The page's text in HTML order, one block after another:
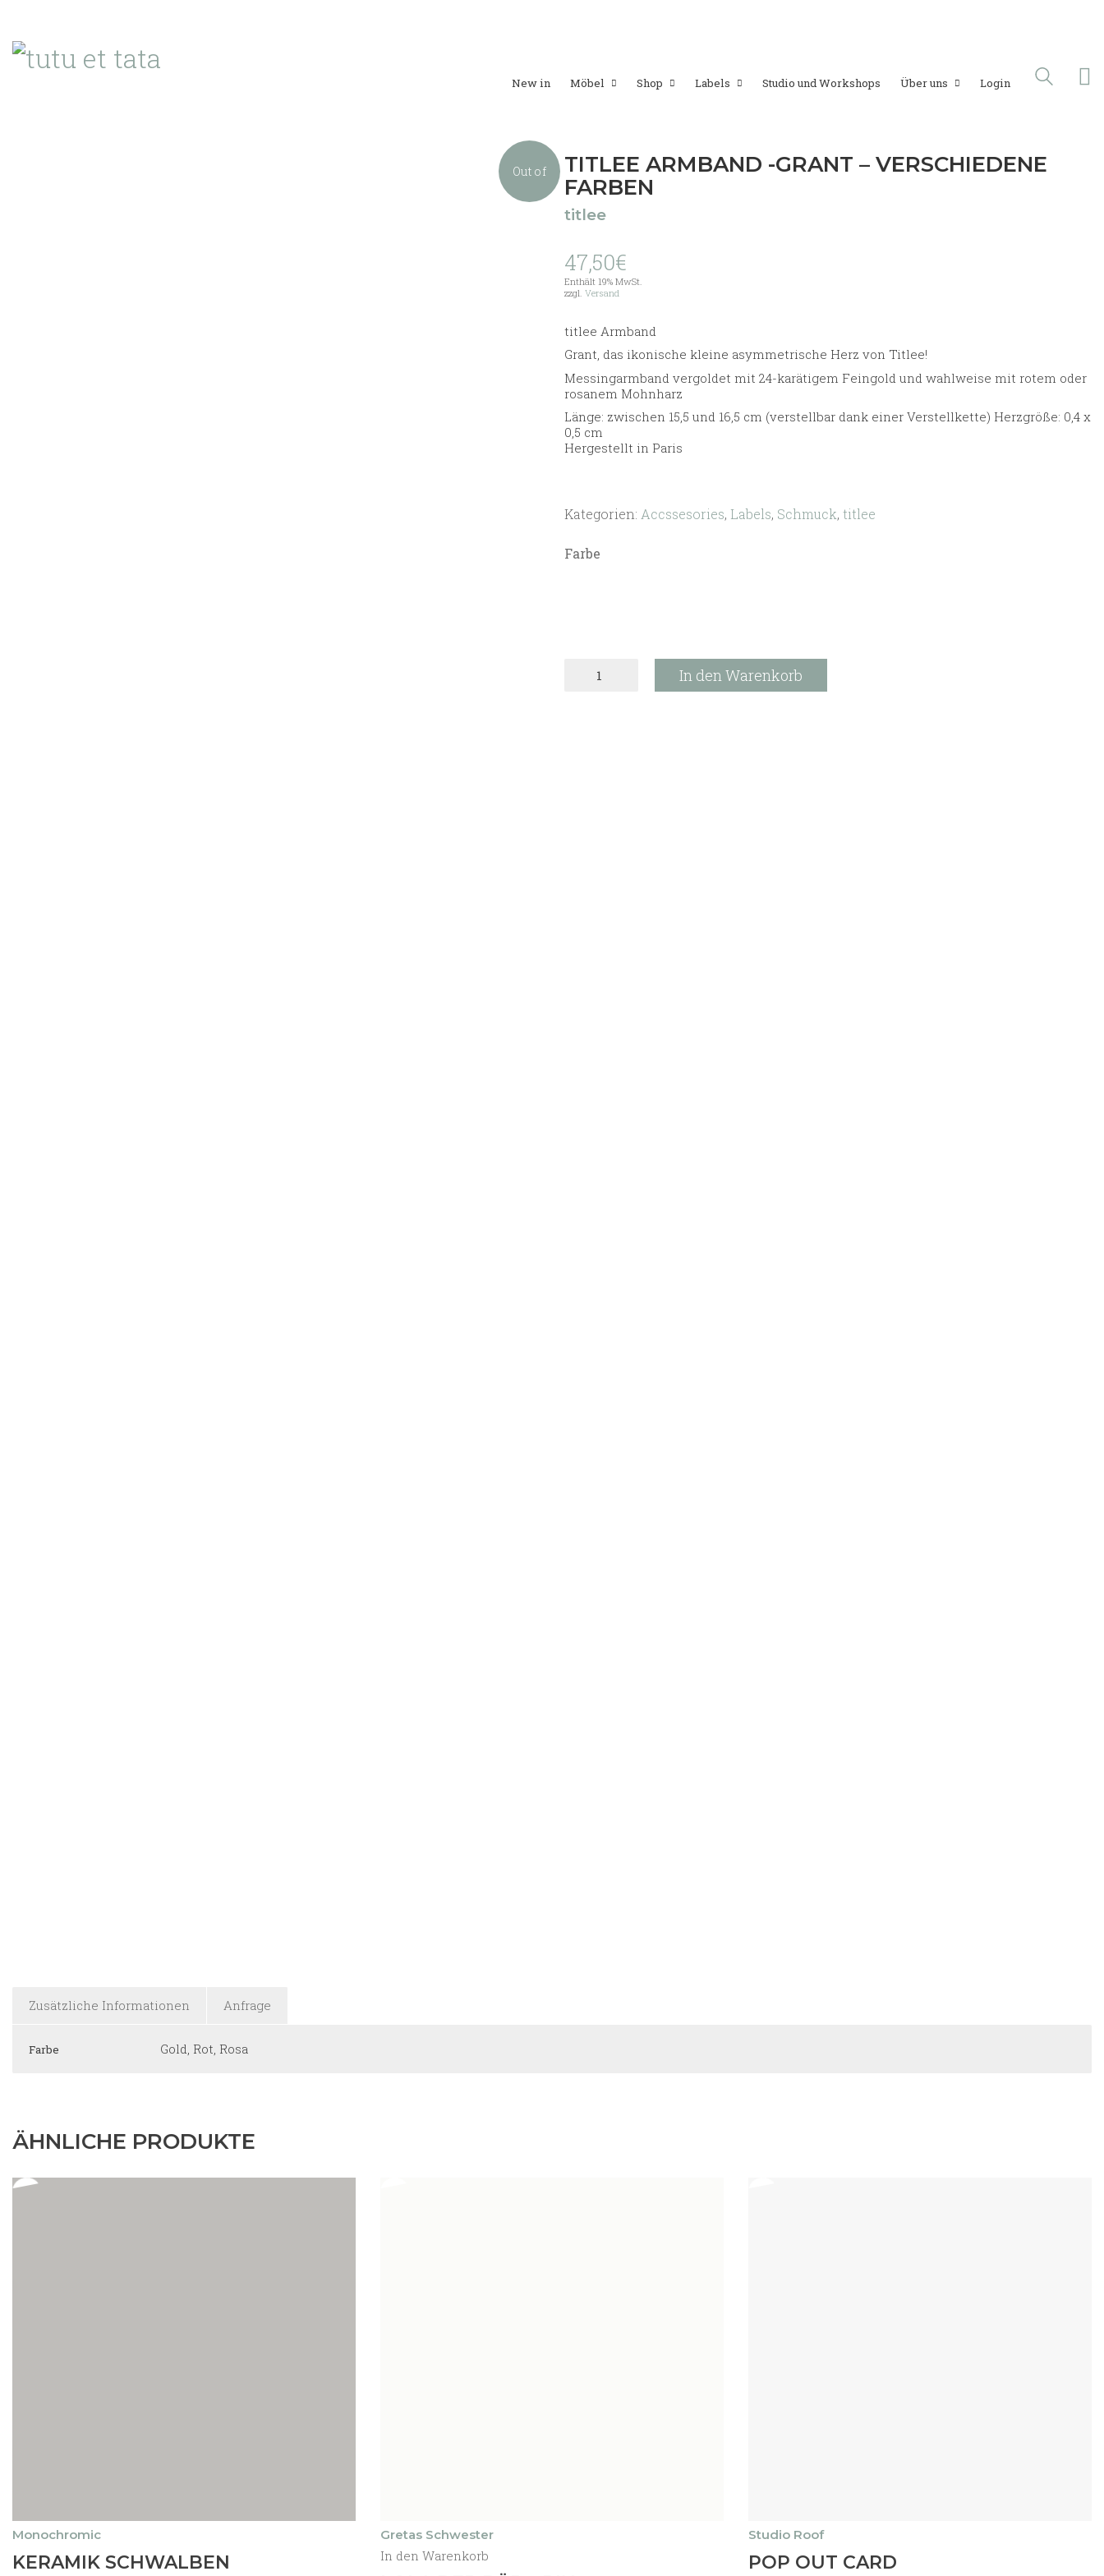
New in Möbel Shop Labels Studio und Workshops Über uns Login
Out of
TITLEE ARMBAND -GRANT – VERSCHIEDENE
FARBEN
titlee
47,50€
Enthält 19% MwSt.
zzgl. Versand
titlee Armband
Grant, das ikonische kleine asymmetrische Herz von Titlee!
Messingarmband vergoldet mit 24-karätigem Feingold und wahlweise mit rotem oder
rosanem Mohnharz
Länge: zwischen 15,5 und 16,5 cm (verstellbar dank einer Verstellkette) Herzgröße: 0,4 x
0,5 cm
Hergestellt in Paris
Kategorien: Accssesories, Labels, Schmuck, titlee
Farbe
Armband
In den Warenkorb
Zusätzliche Informationen Anfrage
Farbe Gold, Rot, Rosa
ÄHNLICHE PRODUKTE
Monochromic
Dieses
Produkt
KERAMIK SCHWALBEN
Gretas Schwester
In den Warenkorb
Studio Roof
Dieses
Produkt
POP OUT CARD